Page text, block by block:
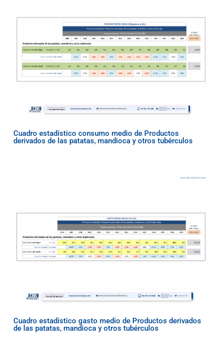
Cuadro estadístico consumo medio de Productos
derivados de las patatas, mandioca y otros tubérculos
Cuadro estadístico gasto medio de Productos derivados
de las patatas, mandioca y otros tubérculos